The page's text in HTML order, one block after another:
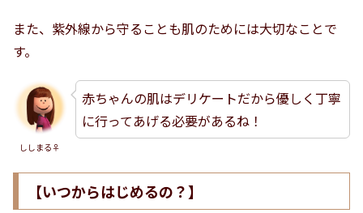
また、紫外線から守ることも肌のためには大切なことで
す。
ししまる♀
赤ちゃんの肌はデリケートだから優しく丁寧
に行ってあげる必要があるね！
【いつからはじめるの？】